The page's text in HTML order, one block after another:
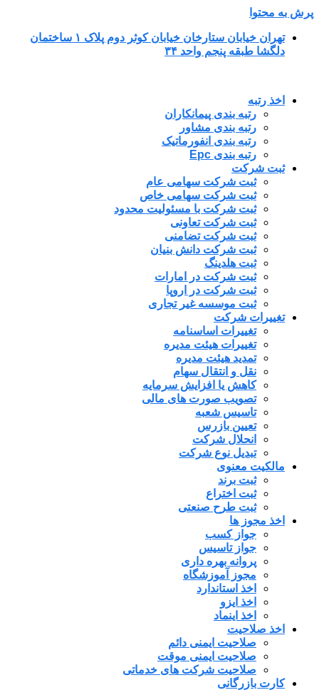
پرش به محتوا
تهران خیابان ستارخان خیابان کوثر دوم پلاک ۱ ساختمان
دلگشا طبقه پنجم واحد ۳۴
اخذ رتبه
رتبه بندی پیمانکاران
رتبه بندی مشاور
رتبه بندی انفورماتیک
رتبه بندی Epc
ثبت شرکت
ثبت شرکت سهامی عام
ثبت شرکت سهامی خاص
ثبت شرکت با مسئولیت محدود
ثبت شرکت تعاونی
ثبت شرکت تضامنی
ثبت شرکت دانش بنیان
ثبت هلدینگ
ثبت شرکت در امارات
ثبت شرکت در اروپا
ثبت موسسه غیر تجاری
تغییرات شرکت
تغییرات اساسنامه
تغییرات هیئت مدیره
تمدید هیئت مدیره
نقل و انتقال سهام
کاهش یا افزایش سرمایه
تصویب صورت های مالی
تاسیس شعبه
تعیین بازرس
انحلال شرکت
تبدیل نوع شرکت
مالکیت معنوی
ثبت برند
ثبت اختراع
ثبت طرح صنعتی
اخذ مجوز ها
جواز کسب
جواز تاسیس
پروانه بهره داری
مجوز آموزشگاه
اخذ استاندارد
اخذ ایزو
اخذ اینماد
اخذ صلاحیت
صلاحیت ایمنی دائم
صلاحیت ایمنی موقت
صلاحیت شرکت های خدماتی
کارت بازرگانی